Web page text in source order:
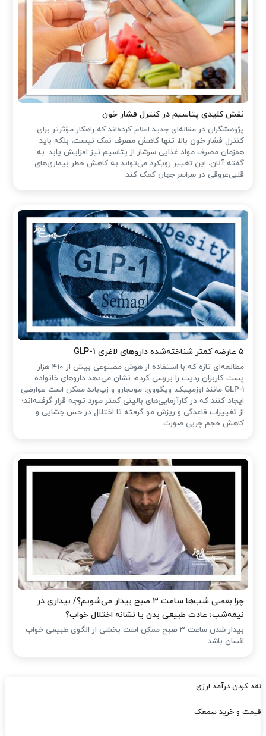
نقش کلیدی پتاسیم در کنترل فشار خون
پژوهشگران در مقاله‌ای جدید اعلام کرده‌اند که راهکار مؤثرتر برای
کنترل فشار خون بالا، تنها کاهش مصرف نمک نیست، بلکه باید
همزمان مصرف مواد غذایی سرشار از پتاسیم نیز افزایش یابد. به
گفته آنان، این تغییر رویکرد می‌تواند به کاهش خطر بیماری‌های
قلبی‌عروقی در سراسر جهان کمک کند.
۵ عارضه کمتر شناخته‌شده داروهای لاغری GLP-1
مطالعه‌ای تازه که با استفاده از هوش مصنوعی بیش از ۴۱۰ هزار
پست کاربران ردیت را بررسی کرده، نشان می‌دهد داروهای خانواده
GLP-1 مانند اوزمپیک، ویگووی، مونجارو و زپ‌باند ممکن است عوارضی
ایجاد کنند که در کارآزمایی‌های بالینی کمتر مورد توجه قرار گرفته‌اند؛
از تغییرات قاعدگی و ریزش مو گرفته تا اختلال در حس چشایی و
کاهش حجم چربی صورت.
چرا بعضی شب‌ها ساعت ۳ صبح بیدار می‌شویم؟/ بیداری در
نیمه‌شب؛ عادت طبیعی بدن یا نشانه اختلال خواب؟
بیدار شدن ساعت ۳ صبح ممکن است بخشی از الگوی طبیعی خواب
انسان باشد.
نقد کردن درآمد ارزی
قیمت و خرید سمعک